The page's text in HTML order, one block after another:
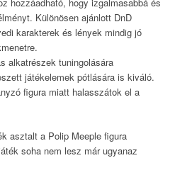
Különösen ajánlott DnD
karakterek és lények mindig jó
alkatrészek tuningolására
játékelemek pótlására is kiváló.
figura miatt halasszátok el a
asztalt a Polip Meeple figura
soha nem lesz már ugyanaz